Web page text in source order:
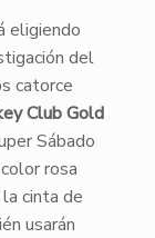
eligiendo
del
catorce
Club Gold
Sábado
rosa
cinta de
usarán